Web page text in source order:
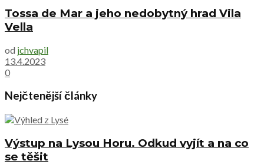
Tossa de Mar a jeho nedobytný hrad Vila
Vella
od jchvapil
13.4.2023
0
Nejčtenější články
Výstup na Lysou Horu. Odkud vyjít a na co
se těšit